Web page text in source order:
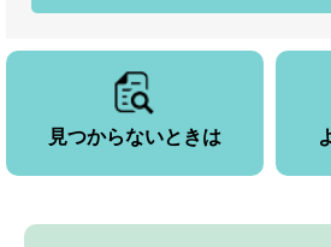
見つからないときは